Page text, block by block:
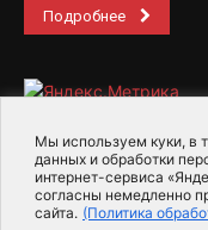
Мы используем куки, в
данных и обработки
интернет-сервиса
согласны немедленно
сайта. (Политика
Подробнее
2015-2026-